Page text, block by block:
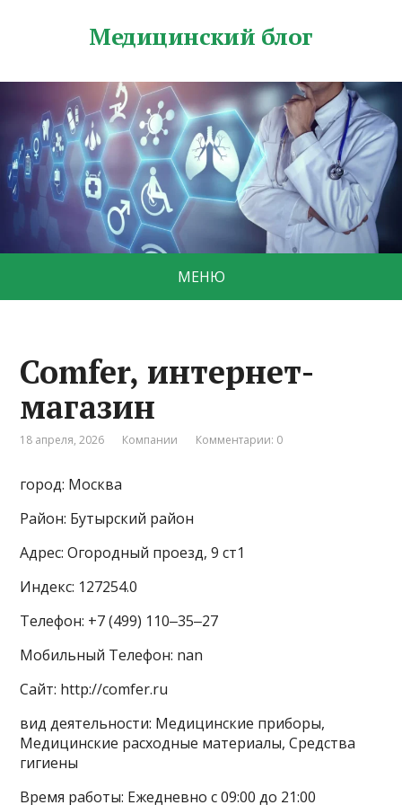
Медицинский блог
МЕНЮ
Comfer, интернет-
магазин
18 апреля, 2026 Компании Комментарии: 0
город: Москва
Район: Бутырский район
Адрес: Огородный проезд, 9 ст1
Индекс: 127254.0
Телефон: +7 (499) 110‒35‒27
Мобильный Телефон: nan
Сайт: http://comfer.ru
вид деятельности: Медицинские приборы,
Медицинские расходные материалы, Средства
гигиены
Время работы: Ежедневно с 09:00 до 21:00